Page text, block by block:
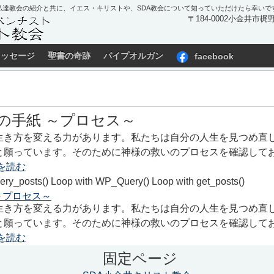
達教会の紹介と共に、イエス・キリストや、SDA教会について知っていただけたら幸いで
〒184-0002小金井市梶
セージ 聖書の奇跡 パイプオルガン facebook
手紙 ～プロセス～
方を変える力があります。私たちは自分の人生を見つめ直
っています。そのために神様の救いのプロセスを確認して
読む
Loop with WP_Query() Loop with get_posts()
ロセス～
方を変える力があります。私たちは自分の人生を見つめ直
っています。そのために神様の救いのプロセスを確認して
読む
固定ページ